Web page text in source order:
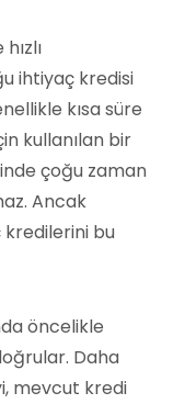
ihtiyaç kredisi
kısa süre
kullanılan bir
çoğu zaman
Ancak
kredilerini bu
öncelikle
Daha
mevcut kredi